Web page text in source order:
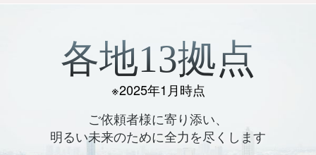
各地13拠点
※2025年1月時点
ご依頼者様に寄り添い、
明るい未来のために全力を尽くします